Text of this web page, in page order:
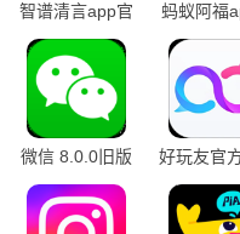
智谱清言app官
网版下载安装
蚂蚁阿福
载
微信 8.0.0旧版
本
好玩友官